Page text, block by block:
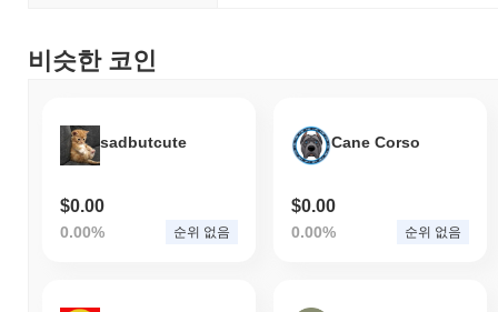
비슷한 코인
sadbutcute
$0.00
0.00% 순위 없음
Cane Corso
$0.00
0.00% 순위 없음